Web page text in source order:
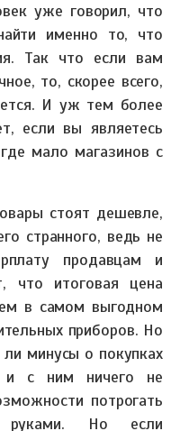
уже говорил, что
именно то, что
Так что если вам
то, скорее всего,
И уж тем более
если вы являетесь
мало магазинов с
стоят дешевле,
странного, ведь не
продавцам и
что итоговая цена
в самом выгодном
приборов. Но
минусы о покупках
и с ним ничего не
потрогать
руками. Но если